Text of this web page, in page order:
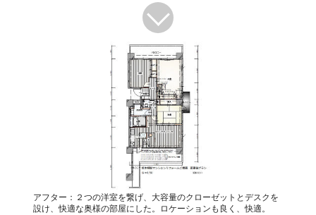
アフター：２つの洋室を繋げ、大容量のクローゼットとデスクを
設け、快適な奥様の部屋にした。ロケーションも良く、快適。